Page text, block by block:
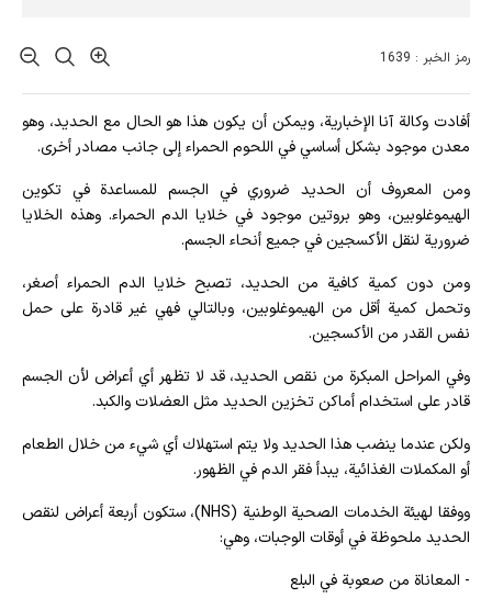
رمز الخبر : 1639
أفادت وکالة آنا الإخباریة، ويمكن أن يكون هذا هو الحال مع الحديد، وهو
معدن موجود بشكل أساسي في اللحوم الحمراء إلى جانب مصادر أخرى.
ومن المعروف أن الحديد ضروري في الجسم للمساعدة في تكوين
الهيموغلوبين، وهو بروتين موجود في خلايا الدم الحمراء. وهذه الخلايا
ضرورية لنقل الأكسجين في جميع أنحاء الجسم.
ومن دون كمية كافية من الحديد، تصبح خلايا الدم الحمراء أصغر،
وتحمل كمية أقل من الهيموغلوبين، وبالتالي فهي غير قادرة على حمل
نفس القدر من الأكسجين.
وفي المراحل المبكرة من نقص الحديد، قد لا تظهر أي أعراض لأن الجسم
قادر على استخدام أماكن تخزين الحديد مثل العضلات والكبد.
ولكن عندما ينضب هذا الحديد ولا يتم استهلاك أي شيء من خلال الطعام
أو المكملات الغذائية، يبدأ فقر الدم في الظهور.
ووفقا لهيئة الخدمات الصحية الوطنية (NHS)، ستكون أربعة أعراض لنقص
الحديد ملحوظة في أوقات الوجبات، وهي:
- المعاناة من صعوبة في البلع